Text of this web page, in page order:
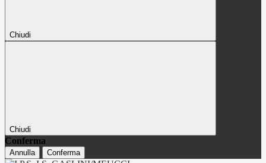
Chiudi
Chiudi
Conferma
Annulla Conferma